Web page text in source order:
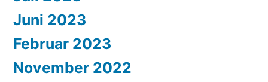
Juni 2023
Februar 2023
November 2022